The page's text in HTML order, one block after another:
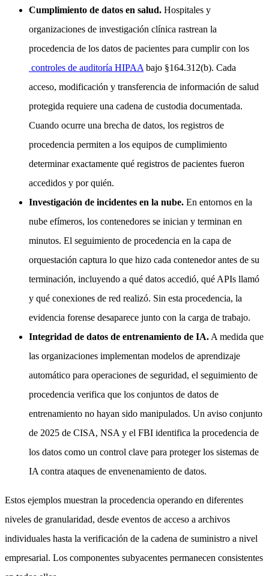
Cumplimiento de datos en salud. Hospitales y
organizaciones de investigación clínica rastrean la
procedencia de los datos de pacientes para cumplir con los
controles de auditoría HIPAAbajo §164.312(b). Cada
acceso, modificación y transferencia de información de salud
protegida requiere una cadena de custodia documentada.
Cuando ocurre una brecha de datos, los registros de
procedencia permiten a los equipos de cumplimiento
determinar exactamente qué registros de pacientes fueron
accedidos y por quién.
Investigación de incidentes en la nube. En entornos en la
nube efímeros, los contenedores se inician y terminan en
minutos. El seguimiento de procedencia en la capa de
orquestación captura lo que hizo cada contenedor antes de su
terminación, incluyendo a qué datos accedió, qué APIs llamó
y qué conexiones de red realizó. Sin esta procedencia, la
evidencia forense desaparece junto con la carga de trabajo.
Integridad de datos de entrenamiento de IA.A medida que
las organizaciones implementan modelos de aprendizaje
automático para operaciones de seguridad, el seguimiento de
procedencia verifica que los conjuntos de datos de
entrenamiento no hayan sido manipulados. Un aviso conjunto
de 2025 de CISA, NSA y el FBI identifica la procedencia de
los datos como un control clave para proteger los sistemas de
IA contra ataques de envenenamiento de datos.
Estos ejemplos muestran la procedencia operando en diferentes
niveles de granularidad, desde eventos de acceso a archivos
individuales hasta la verificación de la cadena de suministro a nivel
empresarial. Los componentes subyacentes permanecen consistentes